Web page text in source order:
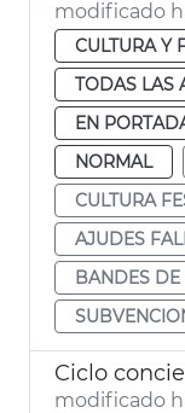
modificado
CULTURA Y
TODAS LAS
EN
NORMAL
CULTURA
AJUDES
BANDES DE
modificado